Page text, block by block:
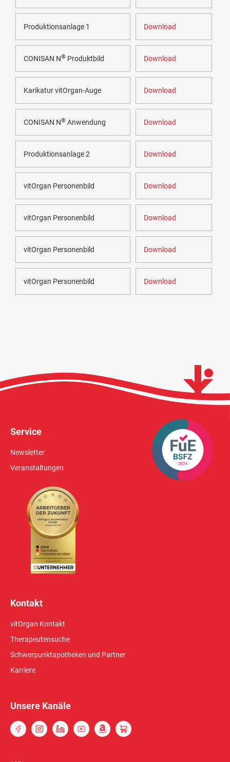
Produktionsanlage 1 Download
CONISAN N® Produktbild Download
Karikatur vitOrgan-Auge Download
CONISAN N® Anwendung Download
Produktionsanlage 2 Download
vitOrgan Personenbild Download
vitOrgan Personenbild Download
vitOrgan Personenbild Download
vitOrgan Personenbild Download
Service
Newsletter
Veranstaltungen
Kontakt
vitOrgan Kontakt
Therapeutensuche
Schwerpunktapotheken und Partner
Karriere
Unsere Kanäle